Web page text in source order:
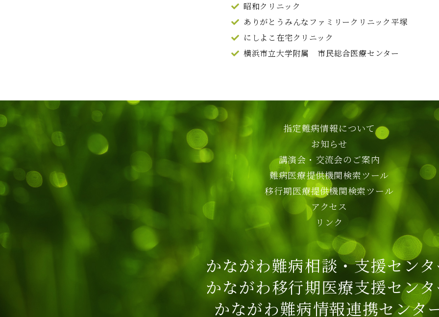
昭和クリニック
ありがとうみんなファミリークリニック平塚
にしよこ在宅クリニック
横浜市立大学附属 市民総合医療センター
指定難病情報について
お知らせ
講演会・交流会のご案内
難病医療提供機関検索ツール
移行期医療提供機関検索ツール
アクセス
リンク
かながわ難病相談・支援センタ
かながわ移行期医療支援センタ
かながわ難病情報連携センタ